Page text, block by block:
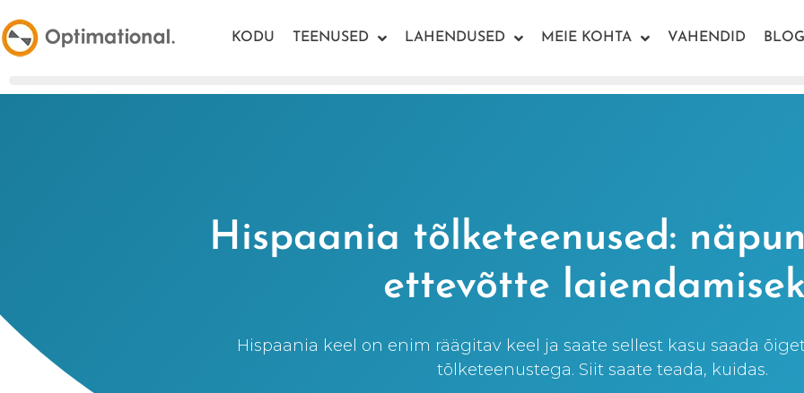
KODU TEENUSED LAHENDUSED MEIE KOHTA VAHENDID
Hispaania tõlketeenused:
ettevõtte
Hispaania keel on enim räägitav keel ja saate sellest kasu saada
tõlketeenustega. Siit saate teada, kuidas.